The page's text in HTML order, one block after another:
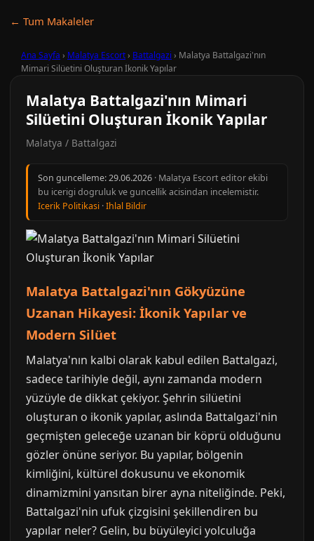
← Tum Makaleler
Ana Sayfa › Malatya Escort› Battalgazi › Malatya Battalgazi'nın
Mimari Silüetini Oluşturan İkonik Yapılar
Malatya Battalgazi'nın Mimari
Silüetini Oluşturan İkonik Yapılar
Malatya / Battalgazi
Son guncelleme:29.06.2026 · Malatya Escort editor ekibi
bu icerigi dogruluk ve guncellik acisindan incelemistir.
Icerik Politikasi ·Ihlal Bildir
Malatya Battalgazi'nın Gökyüzüne
Uzanan Hikayesi: İkonik Yapılar ve
Modern Silüet
Malatya'nın kalbi olarak kabul edilen Battalgazi,
sadece tarihiyle değil, aynı zamanda modern
yüzüyle de dikkat çekiyor. Şehrin silüetini
oluşturan o ikonik yapılar, aslında Battalgazi'nin
geçmişten geleceğe uzanan bir köprü olduğunu
gözler önüne seriyor. Bu yapılar, bölgenin
kimliğini, kültürel dokusunu ve ekonomik
dinamizmini yansıtan birer ayna niteliğinde. Peki,
Battalgazi'nin ufuk çizgisini şekillendiren bu
yapılar neler? Gelin, bu büyüleyici yolculuğa